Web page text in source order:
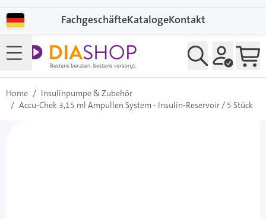
FachgeschäfteKatalogeKontakt
Home / Insulinpumpe & Zubehör
/ Accu-Chek 3,15 ml Ampullen System - Insulin-Reservoir / 5 Stück